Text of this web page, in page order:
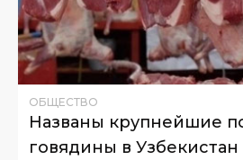
ОБЩЕСТВО
Названы крупнейшие
говядины в Узбекистан